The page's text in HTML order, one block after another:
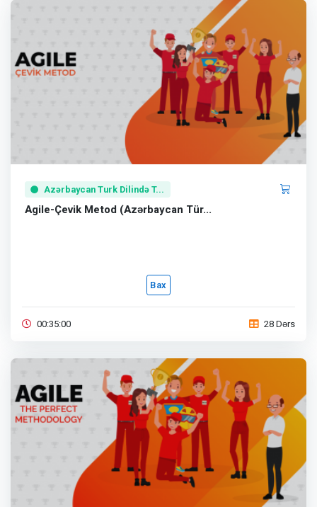
Azərbaycan Turk Dilində T...
Agile-Çevik Metod (Azərbaycan Tür...
Bax
00:35:00 28 Dərs